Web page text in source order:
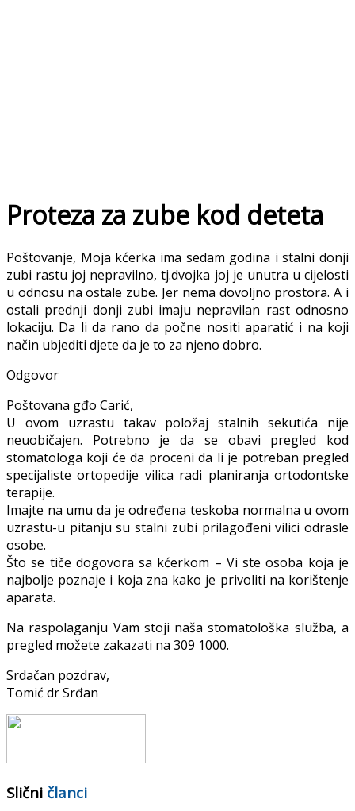
Proteza za zube kod deteta
Poštovanje, Moja kćerka ima sedam godina i stalni donji
zubi rastu joj nepravilno, tj.dvojka joj je unutra u cijelosti
u odnosu na ostale zube. Jer nema dovoljno prostora. A i
ostali prednji donji zubi imaju nepravilan rast odnosno
lokaciju. Da li da rano da počne nositi aparatić i na koji
način ubjediti djete da je to za njeno dobro.
Odgovor
Poštovana gđo Carić,
U ovom uzrastu takav položaj stalnih sekutića nije
neuobičajen. Potrebno je da se obavi pregled kod
stomatologa koji će da proceni da li je potreban pregled
specijaliste ortopedije vilica radi planiranja ortodontske
terapije.
Imajte na umu da je određena teskoba normalna u ovom
uzrastu-u pitanju su stalni zubi prilagođeni vilici odrasle
osobe.
Što se tiče dogovora sa kćerkom – Vi ste osoba koja je
najbolje poznaje i koja zna kako je privoliti na korištenje
aparata.
Na raspolaganju Vam stoji naša stomatološka služba, a
pregled možete zakazati na 309 1000.
Srdačan pozdrav,
Tomić dr Srđan
Slični članci